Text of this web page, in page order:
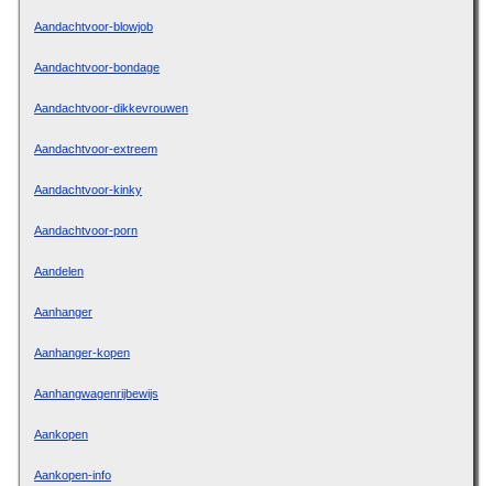
Aandachtvoor-blowjob
Aandachtvoor-bondage
Aandachtvoor-dikkevrouwen
Aandachtvoor-extreem
Aandachtvoor-kinky
Aandachtvoor-porn
Aandelen
Aanhanger
Aanhanger-kopen
Aanhangwagenrijbewijs
Aankopen
Aankopen-info